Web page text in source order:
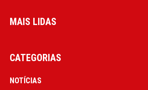
MAIS LIDAS
CATEGORIAS
NOTÍCIAS